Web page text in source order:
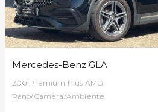
Mercedes-Benz GLA
200 Premium Plus AMG
Pano/Camera/Ambiente